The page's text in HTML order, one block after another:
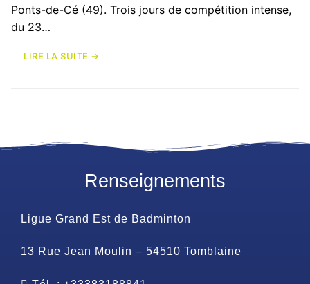
Ponts-de-Cé (49). Trois jours de compétition intense,
du 23…
LIRE LA SUITE →
Renseignements
Ligue Grand Est de Badminton
13 Rue Jean Moulin – 54510 Tomblaine